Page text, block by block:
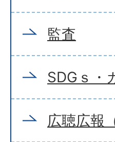
監査
SDGｓ・
広聴広報